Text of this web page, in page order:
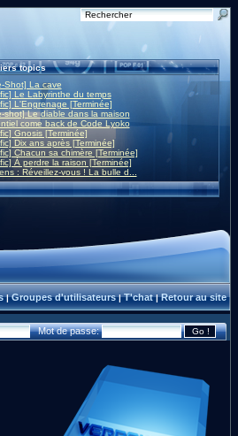
topics
Shot] La cave
Le Labyrinthe du temps
L'Engrenage [Terminée]
shot] Le diable dans la maison
come back de Code Lyoko
Gnosis [Terminée]
Dix ans après [Terminée]
Chacun sa chimère [Terminée]
À perdre la raison [Terminée]
: Réveillez-vous ! La bulle d...
|Groupes d'utilisateurs|T'chat|Retour au site
Mot de passe: